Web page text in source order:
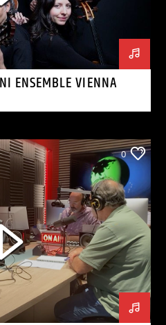
ENSEMBLE VIENNA
0